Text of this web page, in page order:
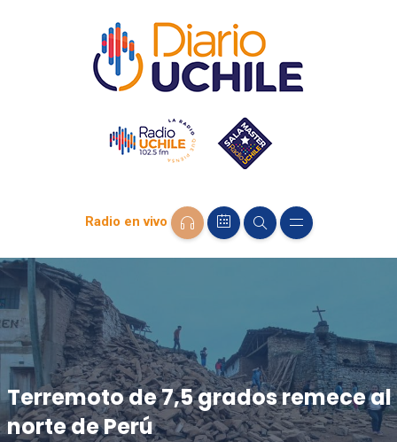
Radio en vivo
Terremoto de 7,5 grados remece al
norte de Perú